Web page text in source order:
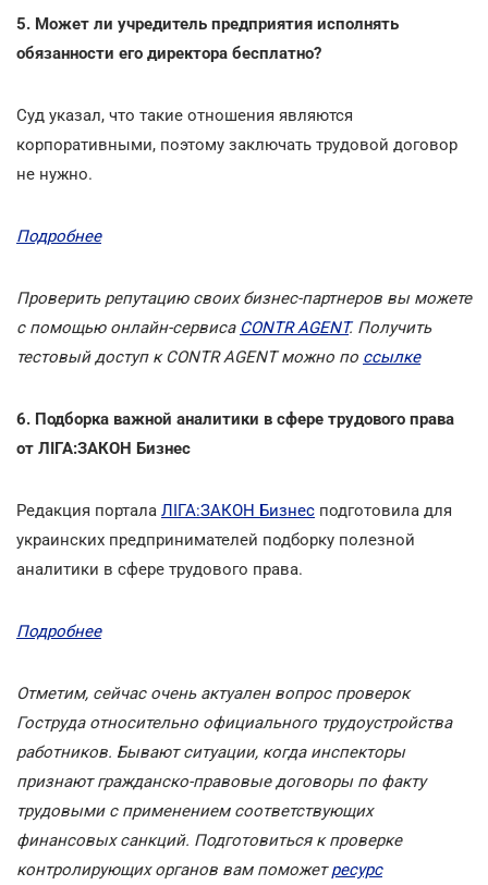
5. Может ли учредитель предприятия исполнять
обязанности его директора бесплатно?
Суд указал, что такие отношения являются
корпоративными, поэтому заключать трудовой договор
не нужно.
Подробнее
Проверить репутацию своих бизнес-партнеров вы можете
с помощью онлайн-сервиса CONTR AGENT. Получить
тестовый доступ к СONTR AGENT можно по ссылке
6. Подборка важной аналитики в сфере трудового права
от ЛІГА:ЗАКОН Бизнес
Редакция портала ЛІГА:ЗАКОН Бизнес подготовила для
украинских предпринимателей подборку полезной
аналитики в сфере трудового права.
Подробнее
Отметим, сейчас очень актуален вопрос проверок
Гоструда относительно официального трудоустройства
работников. Бывают ситуации, когда инспекторы
признают гражданско-правовые договоры по факту
трудовыми с применением соответствующих
финансовых санкций. Подготовиться к проверке
контролирующих органов вам поможетресурс